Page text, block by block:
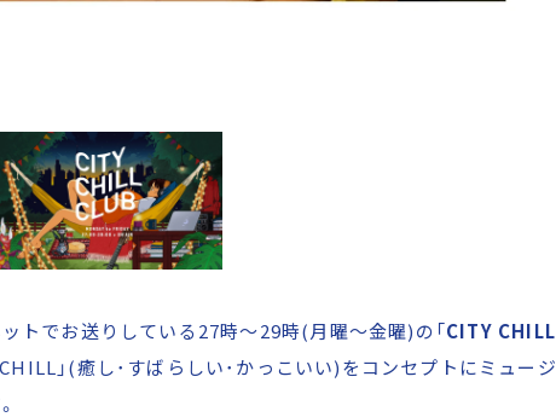
トでお送りしている27時～29時(月曜～金曜)の「CITY CHILL
CHILL」(癒し･すばらしい･かっこいい)をコンセプトにミュージ